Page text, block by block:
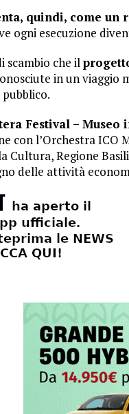
quindi, come un
ogni esecuzione
scambio che il
in un viaggio
Festival – Museo
con l’Orchestra ICO
Cultura, Regione
delle attività